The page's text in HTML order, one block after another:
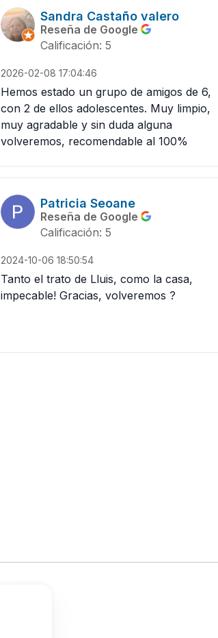
Sandra Castaño valero
Reseña de Google
Calificación: 5
2026-02-08 17:04:46
Hemos estado un grupo de amigos de 6,
con 2 de ellos adolescentes. Muy limpio,
muy agradable y sin duda alguna
volveremos, recomendable al 100%
Patricia Seoane
Reseña de Google
Calificación: 5
2024-10-06 18:50:54
Tanto el trato de Lluis, como la casa,
impecable! Gracias, volveremos ?